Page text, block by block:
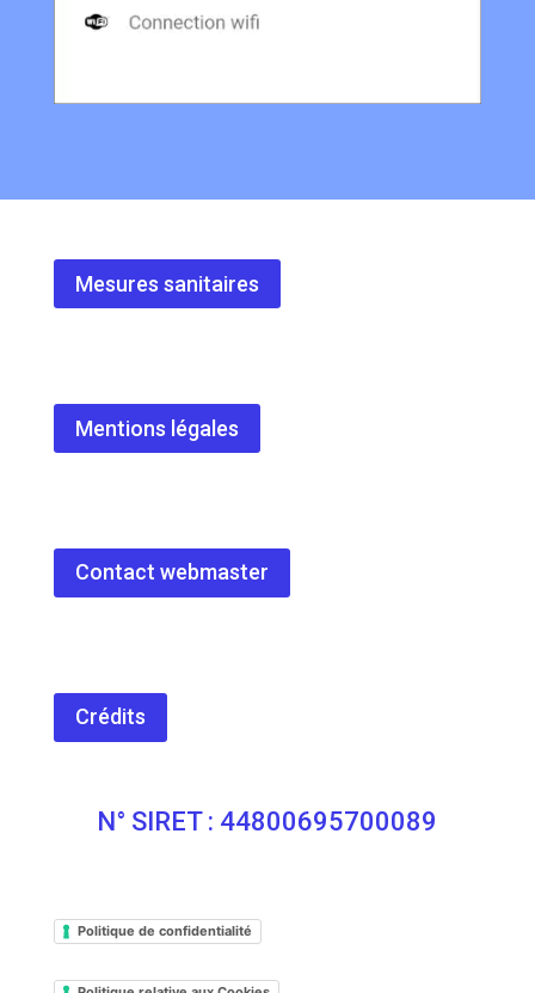
Mesures sanitaires
Mentions légales
Contact webmaster
Crédits
N° SIRET : 44800695700089
Politique de confidentialité